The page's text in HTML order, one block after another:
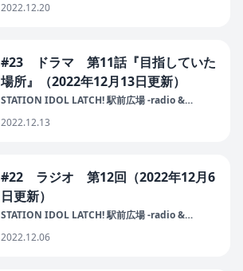
2022.12.20
#23 ドラマ 第11話『目指していた
場所』（2022年12月13日更新）
STATION IDOL LATCH! 駅前広場 -radio &
2022.12.13
#22 ラジオ 第12回（2022年12月6
日更新）
STATION IDOL LATCH! 駅前広場 -radio &
2022.12.06